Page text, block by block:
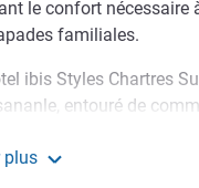
le confort nécessaire
familiales.
ibis Styles Chartres
entouré de
en voiture pour un
plus